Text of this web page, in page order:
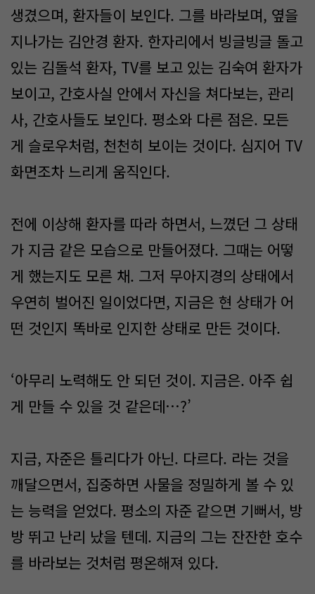
생겼으며, 환자들이 보인다. 그를 바라보며, 옆을
지나가는 김안경 환자. 한자리에서 빙글빙글 돌고
있는 김돌석 환자, TV를 보고 있는 김숙여 환자가
보이고, 간호사실 안에서 자신을 쳐다보는, 관리
사, 간호사들도 보인다. 평소와 다른 점은. 모든
게 슬로우처럼, 천천히 보이는 것이다. 심지어 TV
화면조차 느리게 움직인다.
전에 이상해 환자를 따라 하면서, 느꼈던 그 상태
가 지금 같은 모습으로 만들어졌다. 그때는 어떻
게 했는지도 모른 채. 그저 무아지경의 상태에서
우연히 벌어진 일이었다면, 지금은 현 상태가 어
떤 것인지 똑바로 인지한 상태로 만든 것이다.
‘아무리 노력해도 안 되던 것이. 지금은. 아주 쉽
게 만들 수 있을 것 같은데…?’
지금, 자준은 틀리다가 아닌. 다르다. 라는 것을
깨달으면서, 집중하면 사물을 정밀하게 볼 수 있
는 능력을 얻었다. 평소의 자준 같으면 기뻐서, 방
방 뛰고 난리 났을 텐데. 지금의 그는 잔잔한 호수
를 바라보는 것처럼 평온해져 있다.